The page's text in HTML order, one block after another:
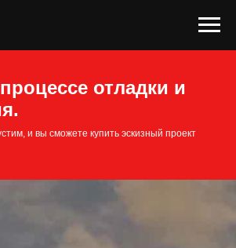
отладки и
и вы сможете купить эскизный проект